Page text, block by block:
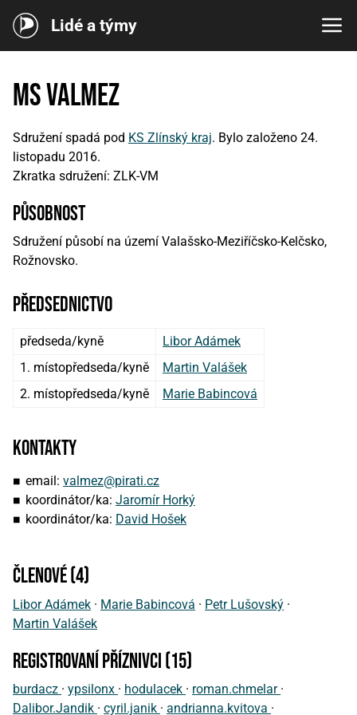
Lidé a týmy
MS ValMez
Sdružení spadá pod KS Zlínský kraj. Bylo založeno 24.
listopadu 2016.
Zkratka sdružení: ZLK-VM
působnost
Sdružení působí na území Valašsko-Meziříčsko-Kelčsko,
Rožnovsko.
předsednictvo
předseda/kyně
Libor Adámek
1. místopředseda/kyně
Martin Valášek
2. místopředseda/kyně
Marie Babincová
Kontakty
email: valmez@pirati.cz
koordinátor/ka: Jaromír Horký
koordinátor/ka: David Hošek
členové (4)
Libor Adámek · Marie Babincová · Petr Lušovský ·
Martin Valášek
registrovaní příznivci (15)
burdacz · ypsilonx · hodulacek · roman.chmelar ·
Dalibor.Jandik · cyril.janik · andrianna.kvitova ·